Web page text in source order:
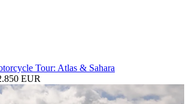
Tour: Atlas & Sahara
EUR